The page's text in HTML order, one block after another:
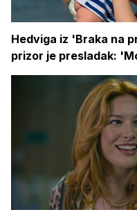
Hedviga iz 'Braka na
prizor je presladak: